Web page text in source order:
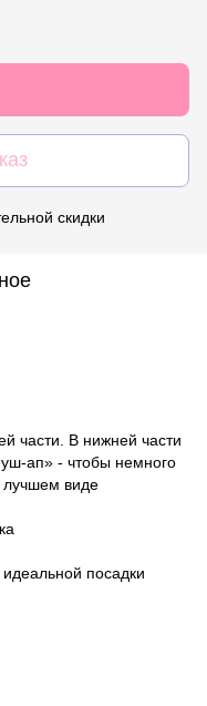
скидки
части. В нижней части
ап» - чтобы немного
лучшем виде
посадки